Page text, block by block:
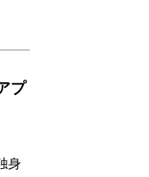
プ
身